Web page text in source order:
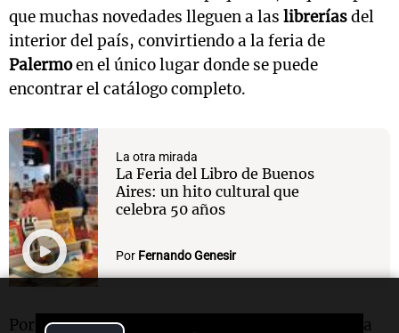
que muchas novedades lleguen a las libreríasdel
interior del país, convirtiendo a la feria de
Palermoen el único lugar donde se puede
encontrar el catálogo completo.
La otra mirada
La Feria del Libro de Buenos
Aires: un hito cultural que
celebra 50 años
Por Fernando Genesir
Por su parte,Christian Rainone
, presidente de la